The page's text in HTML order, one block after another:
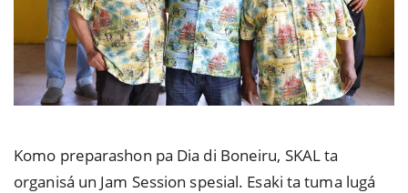
Komo preparashon pa Dia di Boneiru, SKAL ta
organisá un Jam Session spesial. Esaki ta tuma lugá